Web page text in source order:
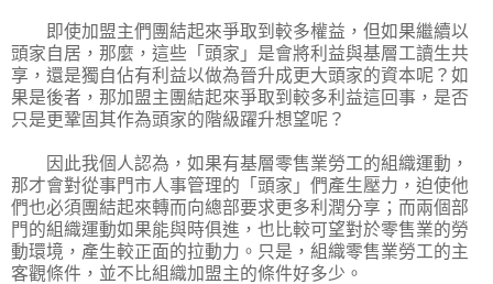
即使加盟主們團結起來爭取到較多權益，但如果繼續以
頭家自居，那麼，這些「頭家」是會將利益與基層工讀生共
享，還是獨自佔有利益以做為晉升成更大頭家的資本呢？如
果是後者，那加盟主團結起來爭取到較多利益這回事，是否
只是更鞏固其作為頭家的階級躍升想望呢？
因此我個人認為，如果有基層零售業勞工的組織運動，
那才會對從事門市人事管理的「頭家」們產生壓力，迫使他
們也必須團結起來轉而向總部要求更多利潤分享；而兩個部
門的組織運動如果能與時俱進，也比較可望對於零售業的勞
動環境，產生較正面的拉動力。只是，組織零售業勞工的主
客觀條件，並不比組織加盟主的條件好多少。